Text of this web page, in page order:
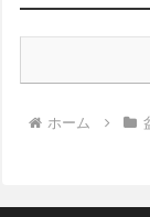
ホーム